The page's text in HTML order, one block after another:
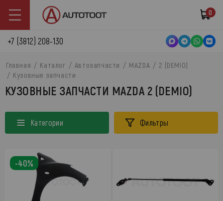
0
+7 (3812) 208-130
Главная Каталог Автозапчасти MAZDA
2 (DEMIO)
Кузовные запчасти
КУЗОВНЫЕ ЗАПЧАСТИ MAZDA 2 (DEMIO)
Категории Фильтры
-40%